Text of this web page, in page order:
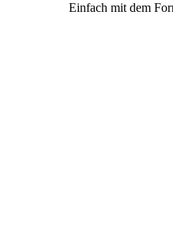
Einfach mit dem